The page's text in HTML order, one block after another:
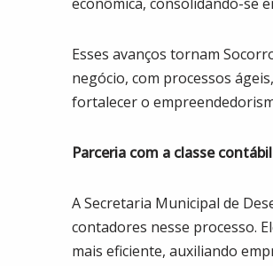
Esses avanços tornam
negócio, com processos
fortalecer o
Parceria com a classe contábil
A Secretaria Municipal de
contadores nesse processo.
mais eficiente, auxiliando